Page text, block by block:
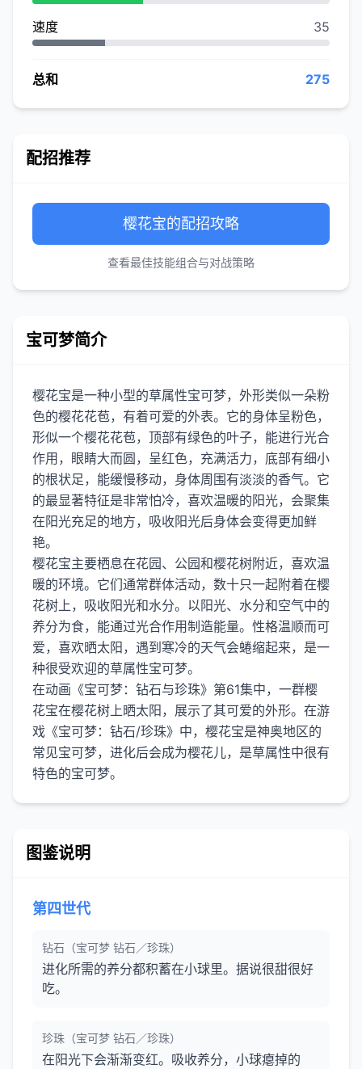
速度 35
总和 275
配招推荐
樱花宝的配招攻略
查看最佳技能组合与对战策略
宝可梦简介
樱花宝是一种小型的草属性宝可梦，外形类似一朵粉
色的樱花花苞，有着可爱的外表。它的身体呈粉色，
形似一个樱花花苞，顶部有绿色的叶子，能进行光合
作用，眼睛大而圆，呈红色，充满活力，底部有细小
的根状足，能缓慢移动，身体周围有淡淡的香气。它
的最显著特征是非常怕冷，喜欢温暖的阳光，会聚集
在阳光充足的地方，吸收阳光后身体会变得更加鲜
艳。
樱花宝主要栖息在花园、公园和樱花树附近，喜欢温
暖的环境。它们通常群体活动，数十只一起附着在樱
花树上，吸收阳光和水分。以阳光、水分和空气中的
养分为食，能通过光合作用制造能量。性格温顺而可
爱，喜欢晒太阳，遇到寒冷的天气会蜷缩起来，是一
种很受欢迎的草属性宝可梦。
在动画《宝可梦：钻石与珍珠》第61集中，一群樱
花宝在樱花树上晒太阳，展示了其可爱的外形。在游
戏《宝可梦：钻石/珍珠》中，樱花宝是神奥地区的
常见宝可梦，进化后会成为樱花儿，是草属性中很有
图鉴说明
第四世代
钻石（宝可梦 钻石／珍珠）
进化所需的养分都积蓄在小球里。据说很甜很好
吃。
珍珠（宝可梦 钻石／珍珠）
在阳光下会渐渐变红。吸收养分，小球瘪掉的